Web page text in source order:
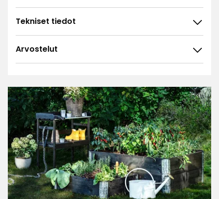
Tekniset tiedot
Arvostelut
4.8
211 arvostelua
3 ☆
2 ☆
1 ☆
Lajittele
Suodata
Arvostelut (211)